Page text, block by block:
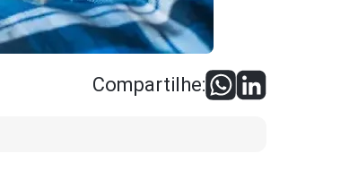
Compartilhe: